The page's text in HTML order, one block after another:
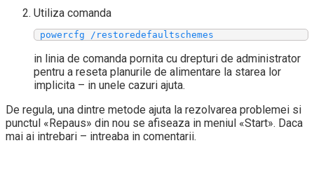
Utiliza comanda
powercfg /restoredefaultschemes
in linia de comanda pornita cu drepturi de administrator
pentru a reseta planurile de alimentare la starea lor
implicita – in unele cazuri ajuta.
De regula, una dintre metode ajuta la rezolvarea problemei si
punctul «Repaus» din nou se afiseaza in meniul «Start». Daca
mai ai intrebari – intreaba in comentarii.